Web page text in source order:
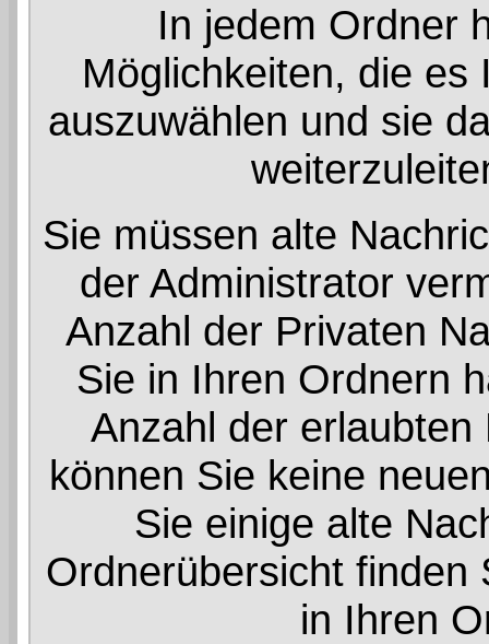
In jedem Ordner
Möglichkeiten, die es
auszuwählen und sie
Sie müssen alte
der Administrator
Anzahl der Privaten
Sie in Ihren Ordnern
Anzahl der
können Sie keine
Sie einige alte
Ordnerübersicht finden
in Ihren